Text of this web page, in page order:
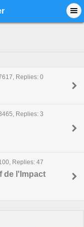
Replies: 0
Replies: 3
Replies: 47
de l'Impact